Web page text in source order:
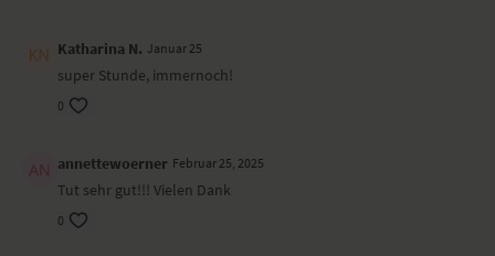
Katharina N. Januar 25
super Stunde, immernoch!
0
annettewoerner Februar 25, 2025
Tut sehr gut!!! Vielen Dank
0